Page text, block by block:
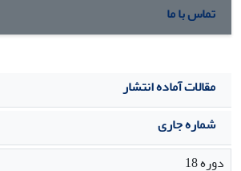
تماس با ما
مقالات آماده انتشار
شماره جاری
دوره 18